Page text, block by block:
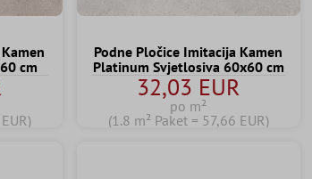
cm
Podne Pločice Imitacija Kamen
Platinum Svjetlosiva 60x60 cm
32,03 EUR
po m²
(1.8 m² Paket = 57,66 EUR)